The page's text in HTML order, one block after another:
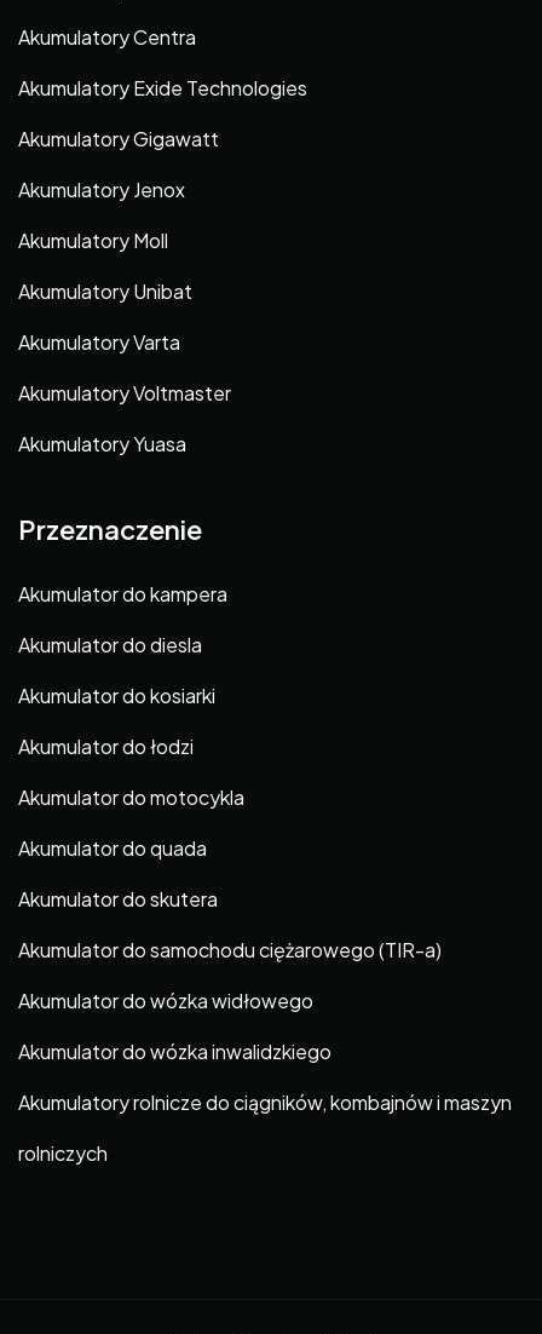
Akumulatory Centra
Akumulatory Exide Technologies
Akumulatory Gigawatt
Akumulatory Jenox
Akumulatory Moll
Akumulatory Unibat
Akumulatory Varta
Akumulatory Voltmaster
Akumulatory Yuasa
Przeznaczenie
Akumulator do kampera
Akumulator do diesla
Akumulator do kosiarki
Akumulator do łodzi
Akumulator do motocykla
Akumulator do quada
Akumulator do skutera
Akumulator do samochodu ciężarowego (TIR-a)
Akumulator do wózka widłowego
Akumulator do wózka inwalidzkiego
Akumulatory rolnicze do ciągników, kombajnów i maszyn
rolniczych